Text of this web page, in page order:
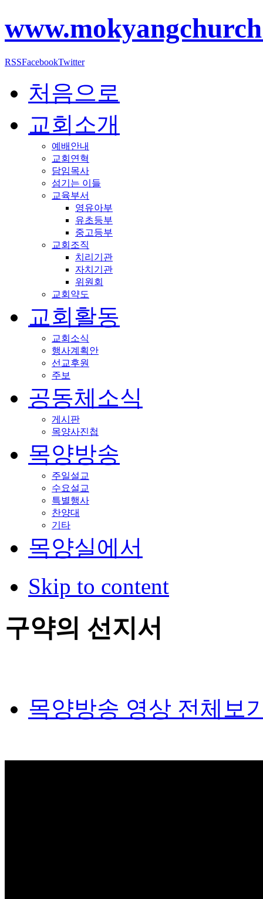
RSSFacebookTwitter
처음으로
교회소개
예배안내
교회연혁
담임목사
섬기는 이들
교육부서
영유아부
유초등부
중고등부
교회조직
치리기관
자치기관
위원회
교회약도
교회활동
교회소식
행사계획안
선교후원
주보
공동체소식
게시판
목양사진첩
목양방송
주일설교
수요설교
특별행사
찬양대
기타
목양실에서
Skip to content
구약의 선지서
목양방송 영상 전체보